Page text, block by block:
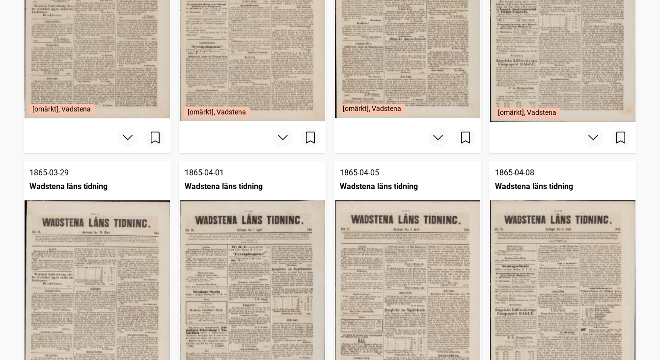
[omärkt], Vadstena [omärkt], Vadstena [omärkt], Vadstena
[omärkt], Vadstena
1865-03-29
Wadstena läns tidning
1865-04-01
Wadstena läns tidning
1865-04-05
Wadstena läns tidning
1865-04-08
Wadstena läns tidning